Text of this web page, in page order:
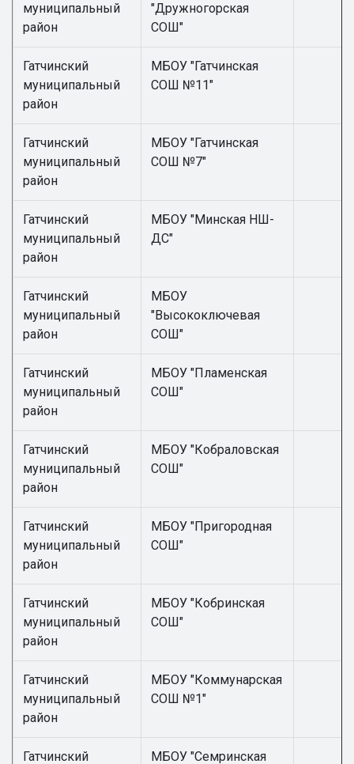
муниципальный
район
"Дружногорская
СОШ"
Гатчинский
муниципальный
район
МБОУ "Гатчинская
СОШ №11"
Гатчинский
муниципальный
район
МБОУ "Гатчинская
СОШ №7"
Гатчинский
муниципальный
район
МБОУ "Минская НШ-
ДС"
Гатчинский
муниципальный
район
МБОУ
"Высокоключевая
СОШ"
Гатчинский
муниципальный
район
МБОУ "Пламенская
СОШ"
Гатчинский
муниципальный
район
МБОУ "Кобраловская
СОШ"
Гатчинский
муниципальный
район
МБОУ "Пригородная
СОШ"
Гатчинский
муниципальный
район
МБОУ "Кобринская
СОШ"
Гатчинский
муниципальный
район
МБОУ "Коммунарская
СОШ №1"
Гатчинский МБОУ "Семринская